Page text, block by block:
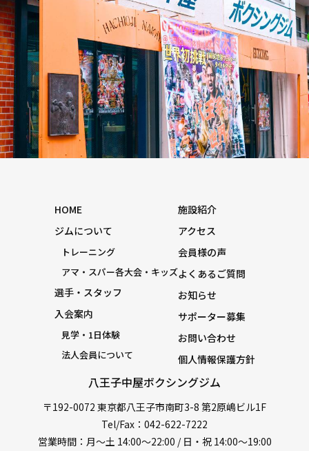
八王子中屋ボクシングジム
〒192-0072 東京都八王子市南町3-8 第2原嶋ビル1F
Tel/Fax：042-622-7222
営業時間：月〜土 14:00〜22:00 / 日・祝 14:00〜19:00
HOME
ジムについて
トレーニング
アマ・スパー各大会・キッズ
選手・スタッフ
入会案内
見学・1日体験
法人会員について
施設紹介
アクセス
会員様の声
よくあるご質問
お知らせ
サポーター募集
お問い合わせ
個人情報保護方針